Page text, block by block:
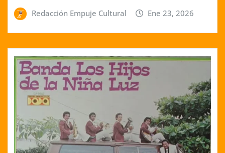
Redacción Empuje Cultural Ene 23, 2026